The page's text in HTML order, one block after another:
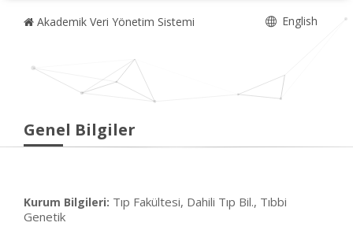
Akademik Veri Yönetim Sistemi English
Genel Bilgiler
Kurum Bilgileri: Tıp Fakültesi, Dahili Tıp Bil., Tıbbi
Genetik